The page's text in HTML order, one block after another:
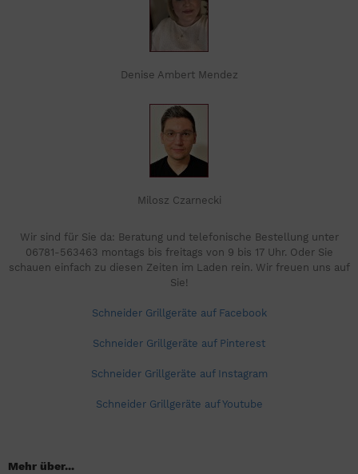
Denise Ambert Mendez
Milosz Czarnecki
Wir sind für Sie da: Beratung und telefonische Bestellung unter
06781-563463 montags bis freitags von 9 bis 17 Uhr. Oder Sie
schauen einfach zu diesen Zeiten im Laden rein. Wir freuen uns auf
Sie!
Schneider Grillgeräte auf Facebook
Schneider Grillgeräte auf Pinterest
Schneider Grillgeräte auf Instagram
Schneider Grillgeräte auf Youtube
Mehr über...